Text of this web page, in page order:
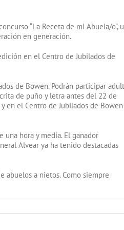
“La Receta de mi Abuela/o”,
en generación.
en el Centro de Jubilados de
de Bowen. Podrán participar
de puño y letra antes del 22 de
en el Centro de Jubilados de Bowen
hora y media. El ganador
Alvear ya ha tenido destacadas
abuelos a nietos. Como siempre